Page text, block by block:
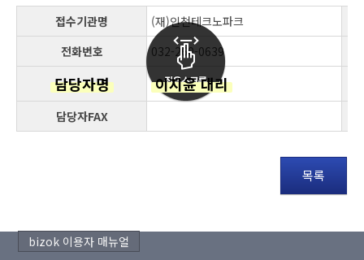
접수기관명
(재)인천테크노파크
전화번호
032-260-0639
담당자명 이지윤 대리
담당자FAX
목록
bizok 이용자 매뉴얼